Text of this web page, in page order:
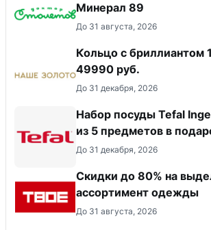
Минерал 89
До 31 августа, 2026
Кольцо с бриллиантом
49990 руб.
До 31 декабря, 2026
Набор посуды Tefal
из 5 предметов в
До 31 декабря, 2026
Скидки до 80% на
ассортимент одежды
До 31 августа, 2026